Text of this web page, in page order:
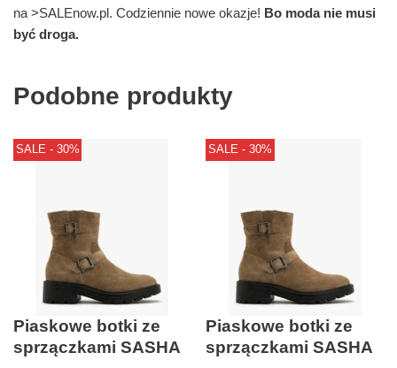
na >SALEnow.pl. Codziennie nowe okazje! Bo moda nie musi
być droga.
Podobne produkty
SALE - 30%
Piaskowe botki ze
sprzączkami SASHA
SALE - 30%
Piaskowe botki ze
sprzączkami SASHA